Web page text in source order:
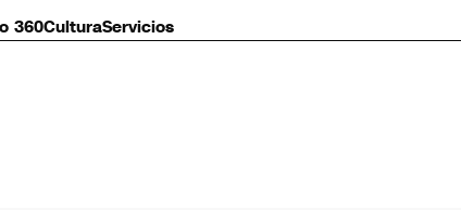
360CulturaServicios